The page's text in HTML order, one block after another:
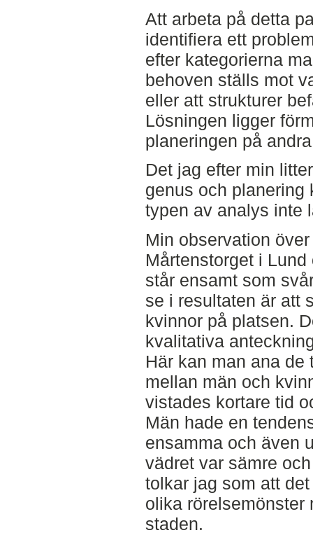
Att arbeta på detta
identifiera ett
efter kategorierna
behoven ställs mot
eller att strukturer
Lösningen ligger
planeringen på
Det jag efter min
genus och planering
typen av analys inte
Min observation
Mårtenstorget i
står ensamt som
se i resultaten är att
kvinnor på platsen.
kvalitativa
Här kan man ana
mellan män och
vistades kortare tid
Män hade en
ensamma och även
vädret var sämre
tolkar jag som att
olika rörelsemönster
staden.